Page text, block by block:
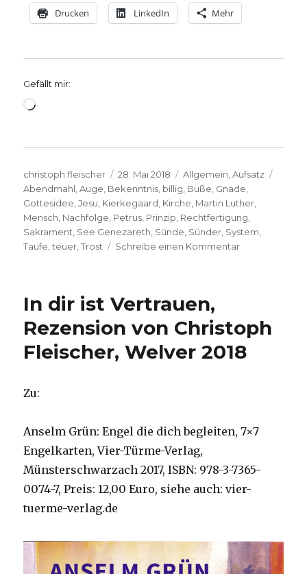
Drucken LinkedIn Mehr
Gefällt mir:
Wird
Autor
christoph.fleischer
Veröffentlicht
am
28. Mai 2018 Kategorien
Allgemein ,Aufsatz
Abendmahl ,Auge Bekenntnis billig Buße Gnade
Gottesidee ,Jesu Kierkegaard Kirche Martin Luther
Mensch Nachfolge Petrus Prinzip Rechtfertigung
Sakrament See Genezareth Sünde Sünder System
Taufe ,teuer ,Trost Schreibe einen Kommentarzu
(Reprint),
hrsg.
von
In dir ist Vertrauen,
Rezension von Christoph
Fleischer, Welver 2018
Zu:
Anselm Grün: Engel die dich begleiten, 7×7
Engelkarten, Vier-Türme-Verlag,
Münsterschwarzach 2017, ISBN: 978-3-7365-
0074-7, Preis: 12,00 Euro, siehe auch: vier-
tuerme-verlag.de